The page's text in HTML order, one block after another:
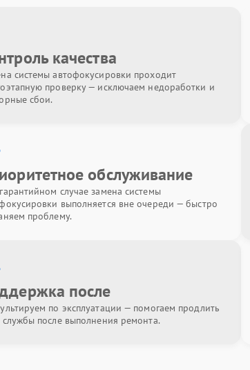
качества
системы автофокусировки проходит
проверку — исключаем недоработки и
сбои.
обслуживание
случае замена системы
выполняется вне очереди — быстро
проблему.
после
по эксплуатации — помогаем продлить
службы после выполнения ремонта.